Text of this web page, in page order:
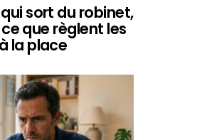
sort du robinet,
que règlent les
la place